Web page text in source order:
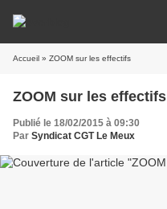
Accueil » ZOOM sur les effectifs
ZOOM sur les effectifs
Publié le 18/02/2015 à 09:30
Par Syndicat CGT Le Meux